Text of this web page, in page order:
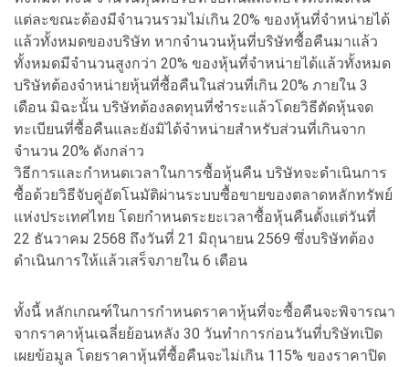
แต่ละขณะต้องมีจำนวนรวมไม่เกิน 20% ของหุ้นที่จำหน่ายได้
แล้วทั้งหมดของบริษัท หากจำนวนหุ้นที่บริษัทซื้อคืนมาแล้ว
ทั้งหมดมีจำนวนสูงกว่า 20% ของหุ้นที่จำหน่ายได้แล้วทั้งหมด
บริษัทต้องจำหน่ายหุ้นที่ซื้อคืนในส่วนที่เกิน 20% ภายใน 3
เดือน มิฉะนั้น บริษัทต้องลดทุนที่ชำระแล้วโดยวิธีตัดหุ้นจด
ทะเบียนที่ซื้อคืนและยังมิได้จำหน่ายสำหรับส่วนที่เกินจาก
จำนวน 20% ดังกล่าว
วิธีการและกำหนดเวลาในการซื้อหุ้นคืน บริษัทจะดำเนินการ
ซื้อด้วยวิธีจับคู่อัตโนมัติผ่านระบบซื้อขายของตลาดหลักทรัพย์
แห่งประเทศไทย โดยกำหนดระยะเวลาซื้อหุ้นคืนตั้งแต่วันที่
22 ธันวาคม 2568 ถึงวันที่ 21 มิถุนายน 2569 ซึ่งบริษัทต้อง
ดำเนินการให้แล้วเสร็จภายใน 6 เดือน
ทั้งนี้ หลักเกณฑ์ในการกำหนดราคาหุ้นที่จะซื้อคืนจะพิจารณา
จากราคาหุ้นเฉลี่ยย้อนหลัง 30 วันทำการก่อนวันที่บริษัทเปิด
เผยข้อมูล โดยราคาหุ้นที่ซื้อคืนจะไม่เกิน 115% ของราคาปิด